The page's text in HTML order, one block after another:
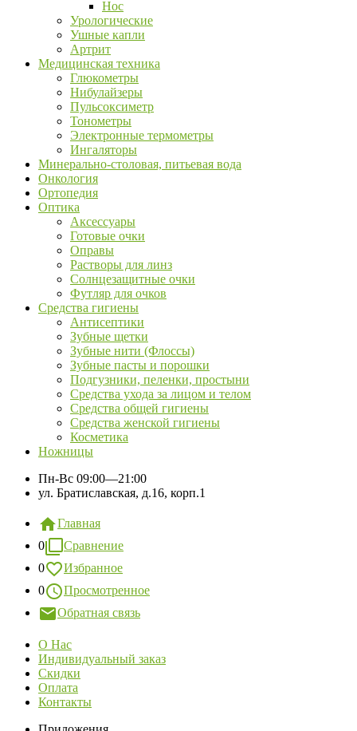
Нос
Урологические
Ушные капли
Артрит
Медицинская техника
Глюкометры
Нибулайзеры
Пульсоксиметр
Тонометры
Электронные термометры
Ингаляторы
Минерально-столовая, питьевая вода
Онкология
Ортопедия
Оптика
Аксессуары
Готовые очки
Оправы
Растворы для линз
Солнцезащитные очки
Футляр для очков
Средства гигиены
Антисептики
Зубные щетки
Зубные нити (Флоссы)
Зубные пасты и порошки
Подгузники, пеленки, простыни
Средства ухода за лицом и телом
Средства общей гигиены
Средства женской гигиены
Косметика
Ножницы
Пн-Вс 09:00—21:00
ул. Братиславская, д.16, корп.1
Главная
0
Сравнение
0
Избранное
0
Просмотренное
Обратная связь
О Нас
Индивидуальный заказ
Скидки
Оплата
Контакты